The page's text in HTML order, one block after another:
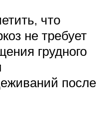
что
не требует
грудного
после